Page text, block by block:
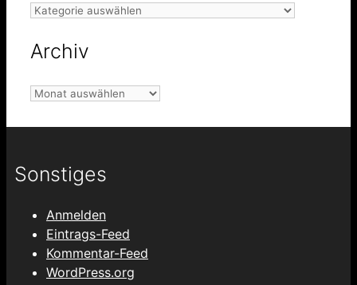
Kategorien
Archiv
Archiv
Sonstiges
Anmelden
Eintrags-Feed
Kommentar-Feed
WordPress.org